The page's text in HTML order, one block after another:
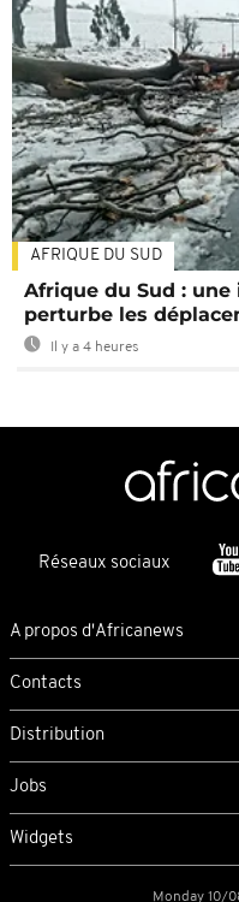
AFRIQUE DU SUD
Afrique du Sud :
perturbe les
Il y a 4 heures
Réseaux sociaux
A propos d'Africanews
Contacts
Distribution
Jobs
Widgets
Monday 10/